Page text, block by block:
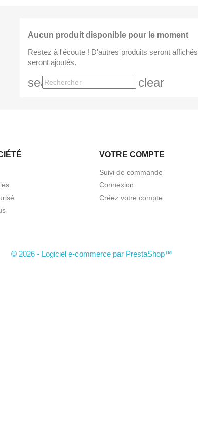
Aucun produit disponible pour le moment
Restez à l'écoute ! D'autres produits seront
seront ajoutés.
search clear
VOTRE COMPTE
Suivi de commande
Connexion
Créez votre compte
© 2026 - Logiciel e-commerce par PrestaShop™